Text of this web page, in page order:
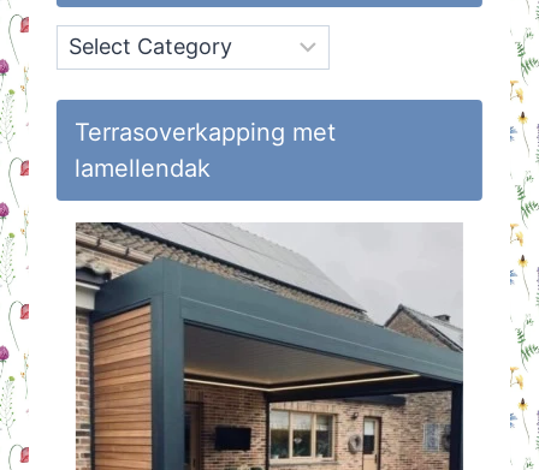
Onderwerpen
op
Huisvlijt
Terrasoverkapping met
lamellendak